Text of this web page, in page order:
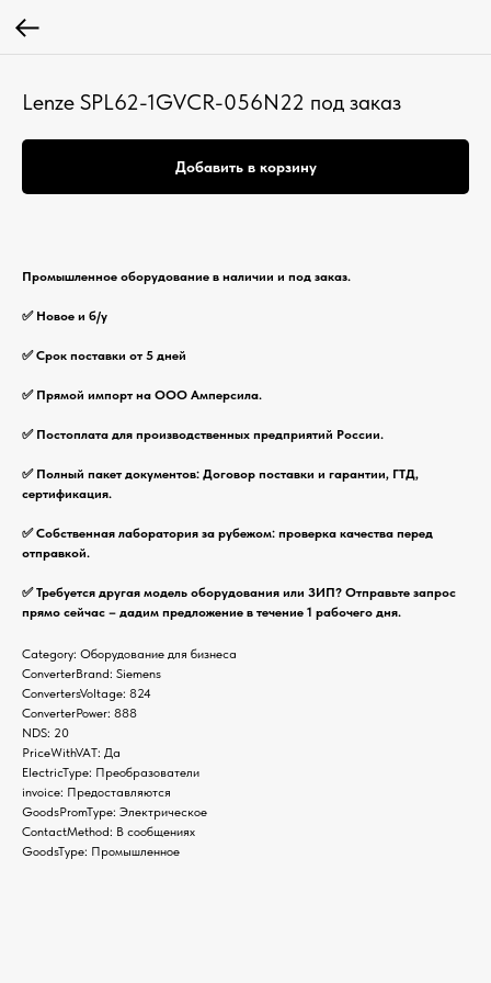
Lenze SPL62-1GVCR-056N22 под заказ
Добавить в корзину
Промышленное оборудование в наличии и под заказ.
✅ Новое и б/у
✅ Срок поставки от 5 дней
✅ Прямой импорт на ООО Амперсила.
✅ Постоплата для производственных предприятий России.
✅ Полный пакет документов: Договор поставки и гарантии, ГТД,
сертификация.
✅ Собственная лаборатория за рубежом: проверка качества перед
отправкой.
✅ Требуется другая модель оборудования или ЗИП? Отправьте запрос
прямо сейчас – дадим предложение в течение 1 рабочего дня.
Category: Оборудование для бизнеса
ConverterBrand: Siemens
ConvertersVoltage: 824
ConverterPower: 888
NDS: 20
PriceWithVAT: Да
ElectricType: Преобразователи
invoice: Предоставляются
GoodsPromType: Электрическое
ContactMethod: В сообщениях
GoodsType: Промышленное